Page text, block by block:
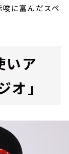
唆に富んだスペ
いア
オ」